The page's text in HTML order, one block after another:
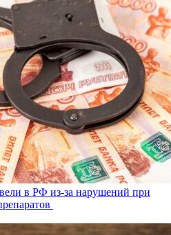
в РФ из-за нарушений при